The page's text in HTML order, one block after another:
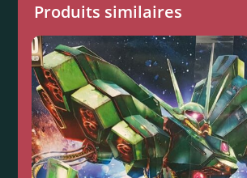
Produits similaires